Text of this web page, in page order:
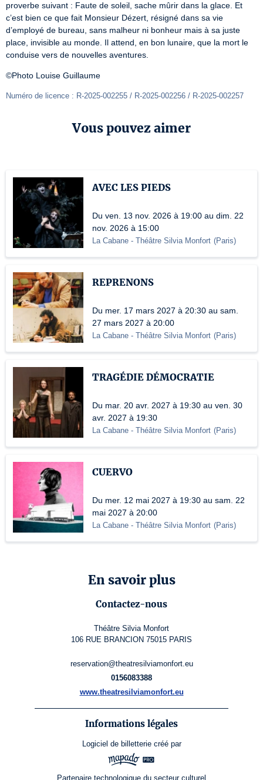
proverbe suivant : Faute de soleil, sache mûrir dans la glace. Et
c’est bien ce que fait Monsieur Dézert, résigné dans sa vie
d’employé de bureau, sans malheur ni bonheur mais à sa juste
place, invisible au monde. Il attend, en bon lunaire, que la mort le
conduise vers de nouvelles aventures.
©Photo Louise Guillaume
Numéro de licence : R-2025-002255 / R-2025-002256 / R-2025-002257
Vous pouvez aimer
AVEC LES PIEDS
Du ven. 13 nov. 2026 à 19:00 au dim. 22
nov. 2026 à 15:00
La Cabane - Théâtre Silvia Monfort (Paris)
REPRENONS
Du mer. 17 mars 2027 à 20:30 au sam.
27 mars 2027 à 20:00
La Cabane - Théâtre Silvia Monfort (Paris)
TRAGÉDIE DÉMOCRATIE
Du mar. 20 avr. 2027 à 19:30 au ven. 30
avr. 2027 à 19:30
La Cabane - Théâtre Silvia Monfort (Paris)
CUERVO
Du mer. 12 mai 2027 à 19:30 au sam. 22
mai 2027 à 20:00
La Cabane - Théâtre Silvia Monfort (Paris)
En savoir plus
Contactez-nous
Théâtre Silvia Monfort
106 RUE BRANCION 75015 PARIS
reservation@theatresilviamonfort.eu
0156083388
www.theatresilviamonfort.eu
Informations légales
Logiciel de billetterie créé par
Partenaire technologique du secteur culturel